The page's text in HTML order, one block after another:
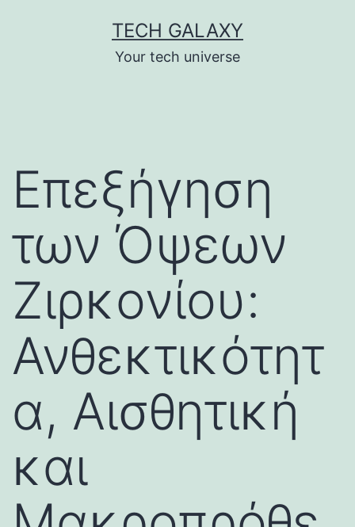
TECH GALAXY
Your tech universe
Επεξήγηση
των Όψεων
Ζιρκονίου:
Ανθεκτικότητ
α, Αισθητική
και